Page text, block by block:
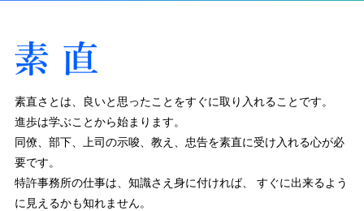
素直さとは、良いと思ったことをすぐに取り入れることです。
進歩は学ぶことから始まります。
同僚、部下、上司の示唆、教え、忠告を素直に受け入れる心が必
要です。
特許事務所の仕事は、知識さえ身に付ければ、
すぐに出来るよう
に見えるかも知れません。